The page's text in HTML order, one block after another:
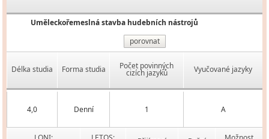
Uměleckořemeslná stavba hudebních nástrojů
porovnat
Délka studia Forma studia Počet povinných
cizích jazyků Vyučované jazyky
4,0 Denní 1 A